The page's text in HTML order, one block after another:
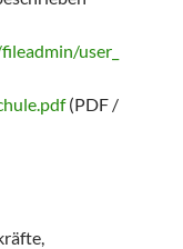
user_
(PDF /